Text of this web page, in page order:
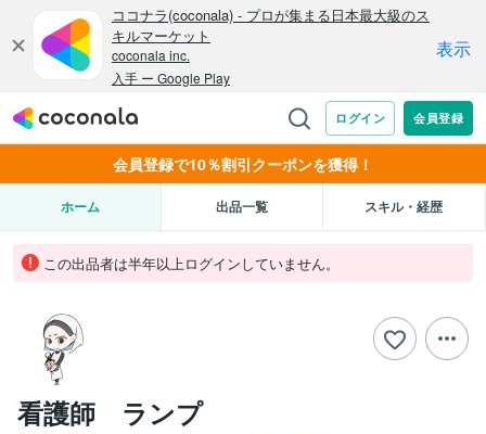
会員登録で10％割引クーポンを獲得！
ホーム 出品一覧 スキル・経歴
この出品者は半年以上ログインしていません。
看護師 ランプ